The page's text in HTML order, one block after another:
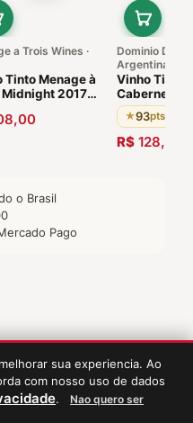
a Trois Wines ·
Tinto Menage à
2017
Dominio Del
Argentina
Vinho Tinto
Cabernet
Susana
2016
★93pts ·
R$ 128,00
o Brasil
Pago
sua experiencia. Ao
com nosso uso de dados
.
Nao quero ser